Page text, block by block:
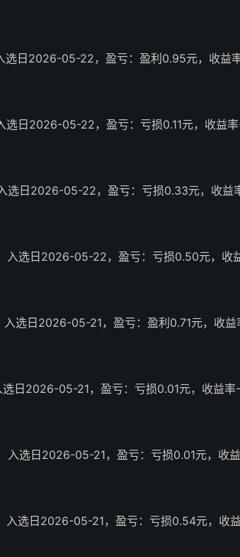
日2026-05-22，盈亏：盈利0.95元，收益率
日2026-05-22，盈亏：亏损0.11元，收益率-
选日2026-05-22，盈亏：亏损0.33元，收益
入选日2026-05-22，盈亏：亏损0.50元，收
选日2026-05-21，盈亏：盈利0.71元，收益
日2026-05-21，盈亏：亏损0.01元，收益率-
入选日2026-05-21，盈亏：亏损0.01元，收益
入选日2026-05-21，盈亏：亏损0.54元，收益